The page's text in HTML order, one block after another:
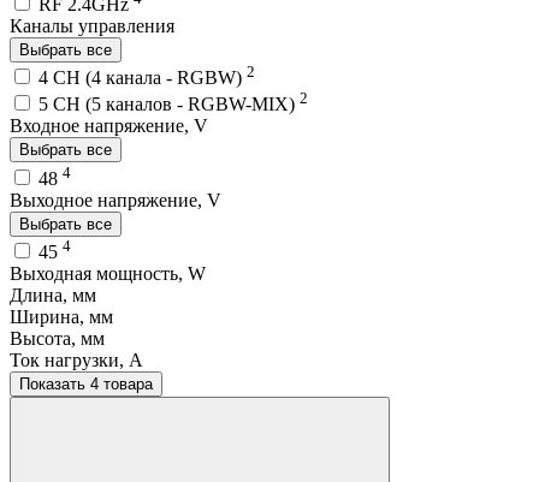
Каналы управления
Выбрать все
4 CH (4 канала - RGBW) 2
5 CH (5 каналов - RGBW-MIX) 2
Входное напряжение, V
Выбрать все
48 4
Выходное напряжение, V
Выбрать все
45 4
Выходная мощность, W
Длина, мм
Ширина, мм
Высота, мм
Ток нагрузки, A
Показать 4 товара